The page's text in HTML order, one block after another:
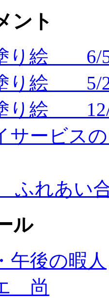
ント
り絵 6/
り絵 5/
り絵
サービス
ふれあい
ル
午後の暇人
尚